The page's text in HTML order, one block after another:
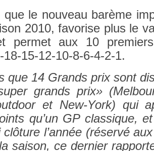
que le nouveau barème
2010, favor­ise plus le
per­met aux 10
18-15-12-10-8-6-4-2-1.
que 14 Grands prix sont
grands prix»
et New-York) qui
qu’un GP clas­sique,
clôture l’année (réservé
saison, ce de­rni­er